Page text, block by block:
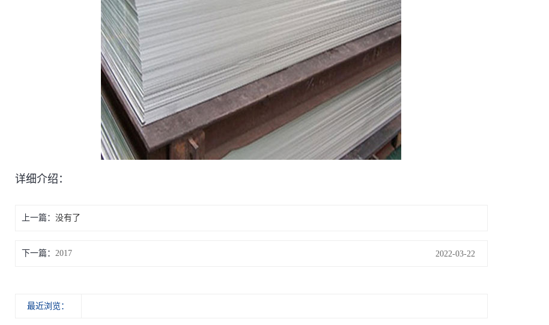
详细介绍：
上一篇： 没有了
下一篇： 2017 2022-03-22
最近浏览：